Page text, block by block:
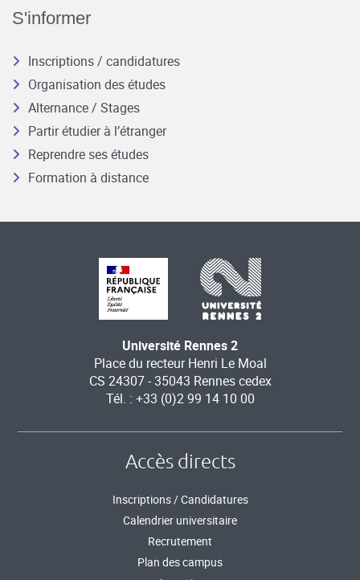
S'informer
Inscriptions / candidatures
Organisation des études
Alternance / Stages
Partir étudier à l’étranger
Reprendre ses études
Formation à distance
Université Rennes 2
Place du recteur Henri Le Moal
CS 24307 - 35043 Rennes cedex
Tél. : +33 (0)2 99 14 10 00
Accès directs
Inscriptions / Candidatures
Calendrier universitaire
Recrutement
Plan des campus